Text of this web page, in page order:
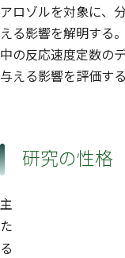
アロゾルを対象に、
える影響を解明する
中の反応速度定数の
与える影響を評価する
研究の性格
主
た
る